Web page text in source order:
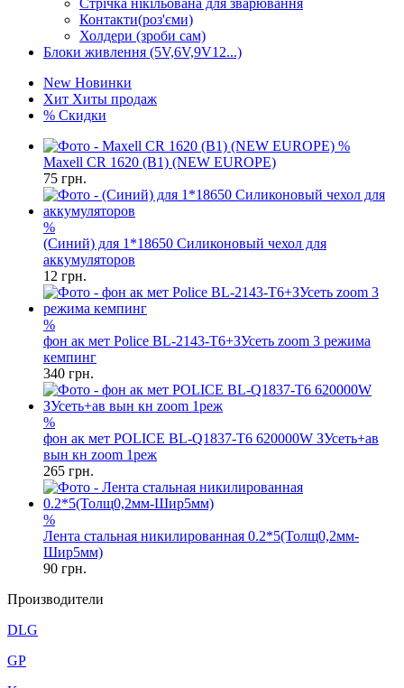
Стрічка нікільована для зварювання
Контакти(роз'єми)
Холдери (зроби сам)
Блоки живлення (5V,6V,9V12...)
New Новинки
Хит Хиты продаж
% Скидки
%
Maxell CR 1620 (B1) (NEW EUROPE)
75 грн.
%
(Синий) для 1*18650 Силиконовый чехол для
аккумуляторов
12 грн.
%
фон ак мет Police BL-2143-T6+ЗУсеть zoom 3 режима
кемпинг
340 грн.
%
фон ак мет POLICE BL-Q1837-T6 620000W ЗУсеть+ав
вын кн zoom 1реж
265 грн.
%
Лента стальная никилированная 0.2*5(Толщ0,2мм-
Шир5мм)
90 грн.
Производители
DLG
GP